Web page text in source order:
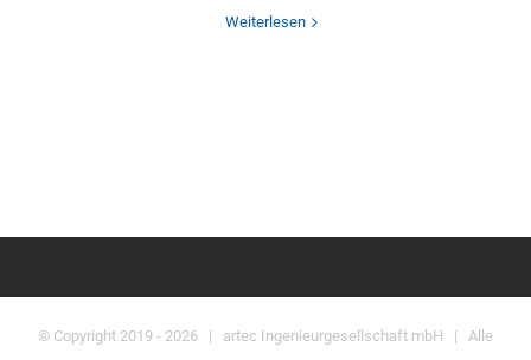
Weiterlesen
© Copyright 2019 - 2026 | artec Ingenieurgesellschaft mbH | Alle